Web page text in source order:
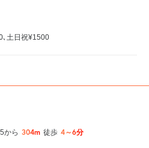
､土日祝¥1500
から 304m 徒歩 4～6分